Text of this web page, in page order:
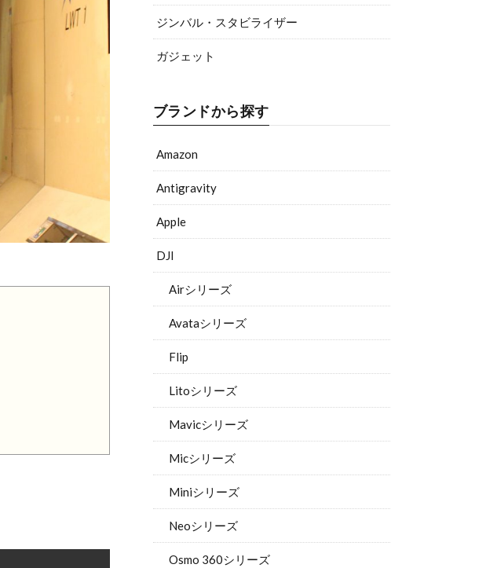
ジンバル・スタビライザー
ガジェット
ブランドから探す
Amazon
Antigravity
Apple
DJI
Airシリーズ
Avataシリーズ
Flip
Litoシリーズ
Mavicシリーズ
Micシリーズ
Miniシリーズ
Neoシリーズ
Osmo 360シリーズ